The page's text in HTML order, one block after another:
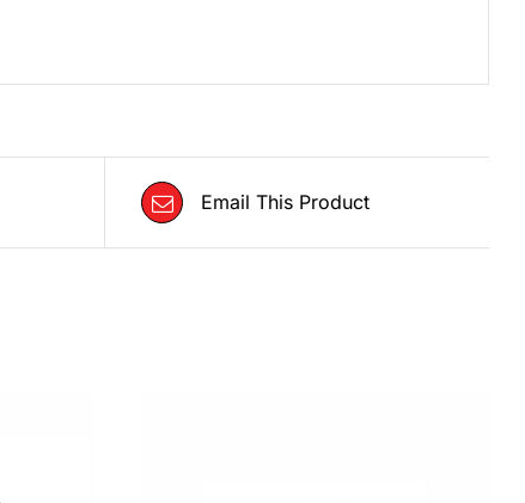
Email This Product